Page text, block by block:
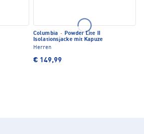
Columbia · Powder Lite II
Isolationsjacke mit Kapuze
Herren
€ 149,99